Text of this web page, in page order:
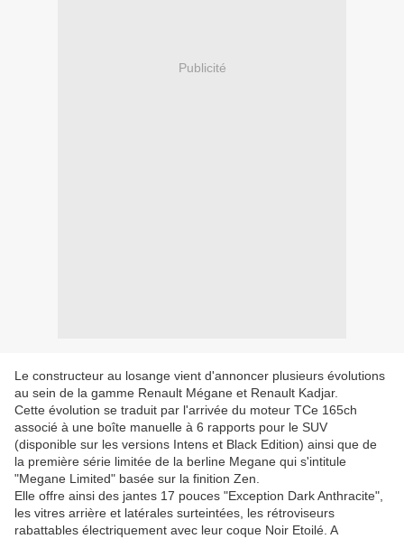
Publicité
Le constructeur au losange vient d'annoncer plusieurs évolutions
au sein de la gamme Renault Mégane et Renault Kadjar.
Cette évolution se traduit par l'arrivée du moteur TCe 165ch
associé à une boîte manuelle à 6 rapports pour le SUV
(disponible sur les versions Intens et Black Edition) ainsi que de
la première série limitée de la berline Megane qui s'intitule
"Megane Limited" basée sur la finition Zen.
Elle offre ainsi des jantes 17 pouces "Exception Dark Anthracite",
les vitres arrière et latérales surteintées, les rétroviseurs
rabattables électriquement avec leur coque Noir Etoilé. A